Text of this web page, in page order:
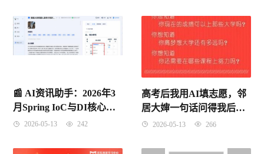
📰 AI资讯助手：2026年3
月Spring IoC与DI核心概
念深度解析
2026-05-13 242
高考后我用AI填志愿，邻
居大婶一句话问得我后背
发凉2026-05-13 266